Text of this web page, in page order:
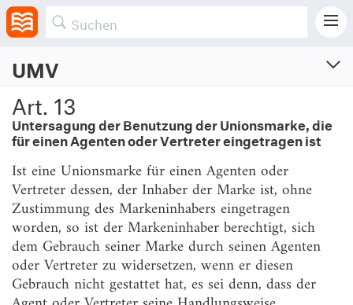
UMV
Verordnung (EU) 2017/1001 des Europäischen Parlaments und des Rates vom 14.
Juni 2017 über die Unionsmarke
Vom 16.6.2017 (ABl. L 154, S. 1-99)
Zuletzt geändert am 18.10.2023 (ABl. L, 2023/2411)
Geltungsbereich: Europa (EU)
[Erwägungsgründe]
(1)
(2)
eingetragene Marke handelt.
Art. 13
Untersagung der Benutzung der Unionsmarke, die
für einen Agenten oder Vertreter eingetragen ist
Ist eine Unionsmarke für einen Agenten oder
Vertreter dessen, der Inhaber der Marke ist, ohne
Zustimmung des Markeninhabers eingetragen
worden, so ist der Markeninhaber berechtigt, sich
dem Gebrauch seiner Marke durch seinen Agenten
oder Vertreter zu widersetzen, wenn er diesen
Gebrauch nicht gestattet hat, es sei denn, dass der